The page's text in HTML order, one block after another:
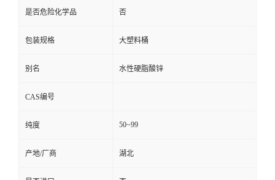
是否危险化学品 否
包装规格 大塑料桶
别名 水性硬脂酸锌
CAS编号
纯度 50~99
产地/厂商 湖北